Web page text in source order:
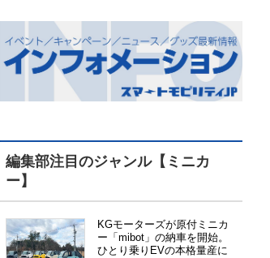
編集部注目のジャンル【ミニカ
ー】
KGモーターズが原付ミニカ
ー「mibot」の納車を開始。
ひとり乗りEVの本格量産に